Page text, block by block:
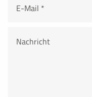
Cookie Consent
cookie_consent